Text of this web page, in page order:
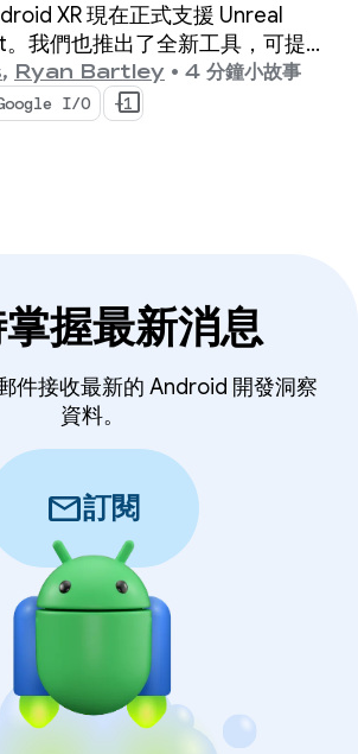
XR 現在正式支援 Unreal
我們也推出了全新工具，可提升
的 XR 功能：Android XR 引擎中樞
動架構。
, Ryan Bartley • 4 分鐘小故事
I/O +1
握最新消息
件接收最新的 Android 開發洞察
資料。
mail訂閱